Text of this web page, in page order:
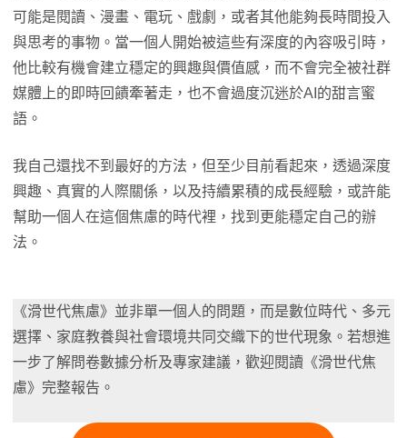
可能是閱讀、漫畫、電玩、戲劇，或者其他能夠長時間投入
與思考的事物。當一個人開始被這些有深度的內容吸引時，
他比較有機會建立穩定的興趣與價值感，而不會完全被社群
媒體上的即時回饋牽著走，也不會過度沉迷於AI的甜言蜜
語。
我自己還找不到最好的方法，但至少目前看起來，透過深度
興趣、真實的人際關係，以及持續累積的成長經驗，或許能
幫助一個人在這個焦慮的時代裡，找到更能穩定自己的辦
法。
《滑世代焦慮》並非單一個人的問題，而是數位時代、多元
選擇、家庭教養與社會環境共同交織下的世代現象。若想進
一步了解問卷數據分析及專家建議，歡迎閱讀《滑世代焦
慮》完整報告。